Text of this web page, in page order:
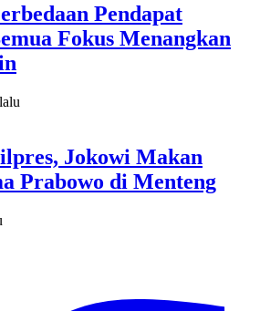
Pendapat
Fokus Menangkan
Jokowi Makan
Prabowo di Menteng